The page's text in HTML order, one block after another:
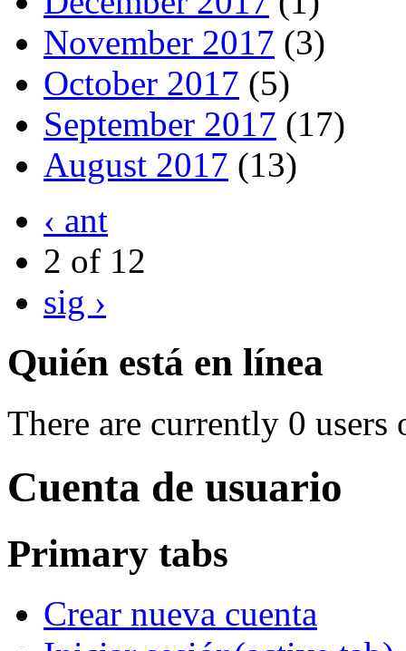
November 2017 (3)
October 2017 (5)
September 2017 (17)
August 2017 (13)
‹ ant
2 of 12
sig ›
Quién está en línea
There are currently 0 users
Cuenta de usuario
Primary tabs
Crear nueva cuenta